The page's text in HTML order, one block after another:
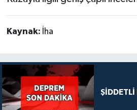
Kaynak: İha
ŞİDDETLİ